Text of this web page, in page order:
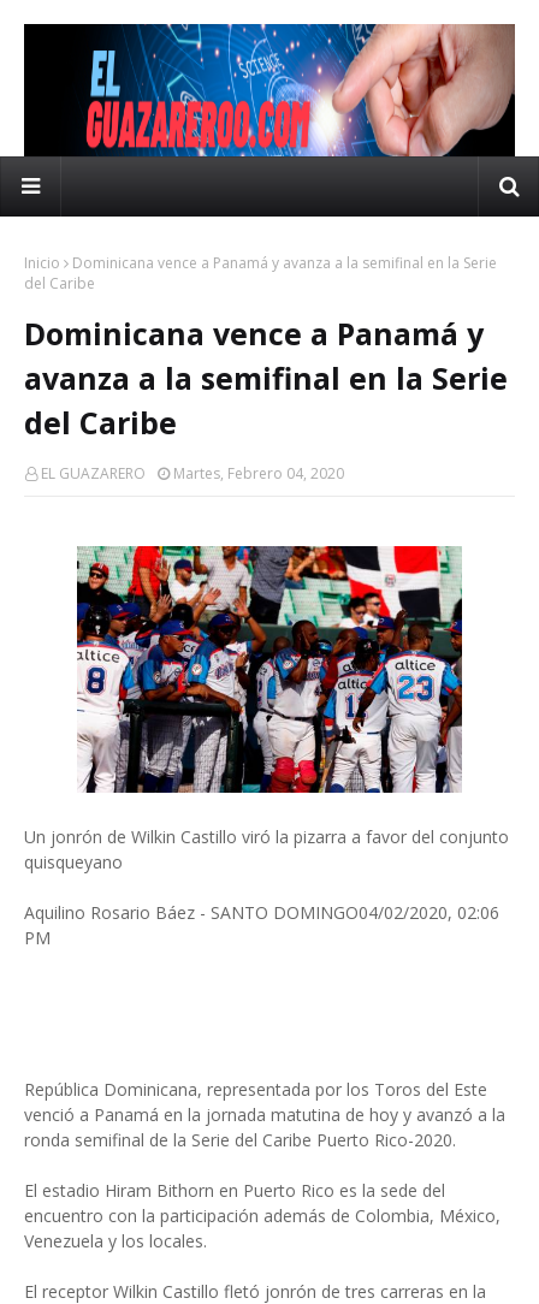
Inicio
Dominicana vence a Panamá y avanza a la semifinal en la Serie
del Caribe
Dominicana vence a Panamá y
avanza a la semifinal en la Serie
del Caribe
EL GUAZARERO Martes, Febrero 04, 2020
Un jonrón de Wilkin Castillo viró la pizarra a favor del conjunto
quisqueyano
Aquilino Rosario Báez - SANTO DOMINGO04/02/2020, 02:06
PM
República Dominicana, representada por los Toros del Este
venció a Panamá en la jornada matutina de hoy y avanzó a la
ronda semifinal de la Serie del Caribe Puerto Rico-2020.
El estadio Hiram Bithorn en Puerto Rico es la sede del
encuentro con la participación además de Colombia, México,
Venezuela y los locales.
El receptor Wilkin Castillo fletó jonrón de tres carreras en la